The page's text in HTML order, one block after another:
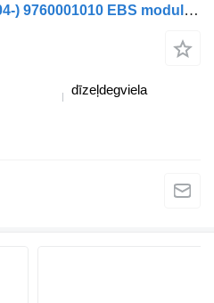
DC, WABCO Atego 2 (01.04-) 9760001010 EBS modulators paredzēts Mercedes-Benz Atego, Atego 2, Atego 3 (1996-) kravas automašīnas
dīzeļdegviela